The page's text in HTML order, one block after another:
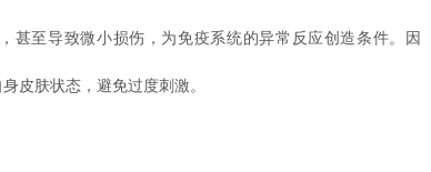
甚至导致微小损伤，为免疫系统的异常反应创造条件。因
皮肤状态，避免过度刺激。